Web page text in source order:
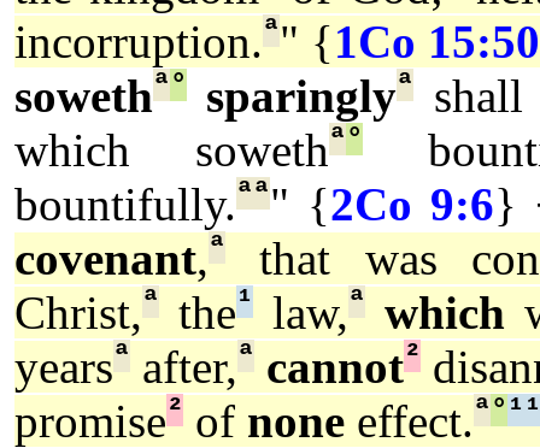
incorruption.ª" {1Co 15:50
sowethª° sparinglyª
shall
which sowethª°
bountifully.ªª" {2Co 9:6}
covenant,ª
that was
Christ,ª the¹ law,ª which
yearsª after,ª cannot²
promise² of none effect.ª° ¹ ¹